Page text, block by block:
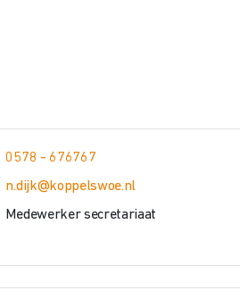
0578 - 676767
n.dijk@koppelswoe.nl
Medewerker secretariaat